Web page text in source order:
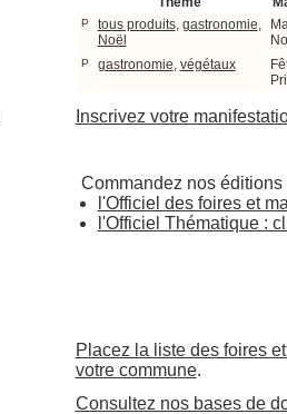
P tous produits, gastronomie,
Noël
P gastronomie, végétaux
Inscrivez votre
Commandez nos éditions
l'Officiel des foires et
l'Officiel Thématique :
Placez la liste des foires
votre commune.
Consultez nos bases de